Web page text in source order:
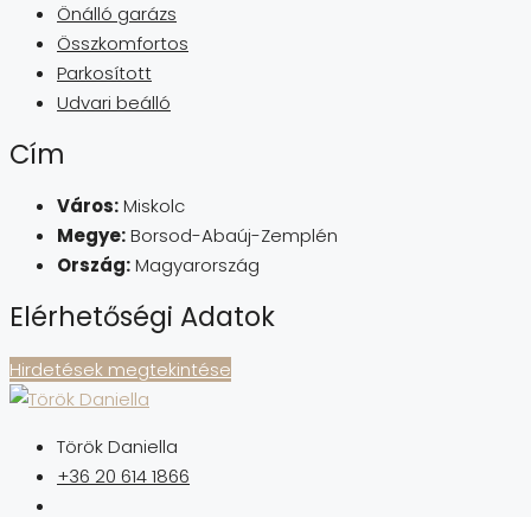
Önálló garázs
Összkomfortos
Parkosított
Udvari beálló
Cím
Város:Miskolc
Megye:Borsod-Abaúj-Zemplén
Ország:Magyarország
Elérhetőségi Adatok
Hirdetések megtekintése
Török Daniella
+36 20 614 1866